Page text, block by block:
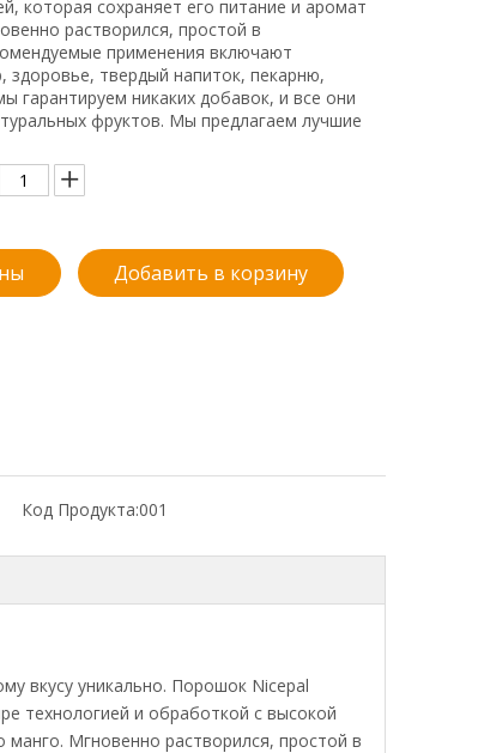
которая сохраняет его питание и аромат
растворился, простой в
применения включают
здоровье, твердый напиток, пекарню,
гарантируем никаких добавок, и все они
фруктов. Мы предлагаем лучшие
Добавить в корзину
Код Продукта:001
вкусу уникально. Порошок Nicepal
технологией и обработкой с высокой
манго. Мгновенно растворился, простой в